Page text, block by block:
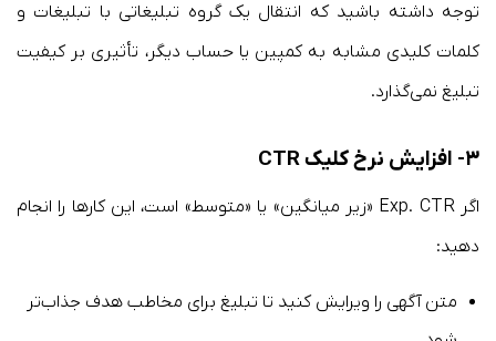
توجه داشته باشید که انتقال یک گروه تبلیغاتی با تبلیغات و
کلمات کلیدی مشابه به کمپین یا حساب دیگر، تأثیری بر کیفیت
تبلیغ نمی‌گذارد.
۳- افزایش نرخ کلیک CTR
اگر Exp. CTR «زیر میانگین» یا «متوسط» است، این کارها را انجام
دهید:
متن آگهی را ویرایش کنید تا تبلیغ برای مخاطب هدف جذاب‌تر